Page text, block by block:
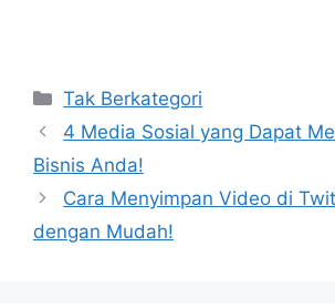
Kategori
Tak Berkategori
4 Media Sosial yang Dapat
Bisnis Anda!
Cara Menyimpan Video di
dengan Mudah!